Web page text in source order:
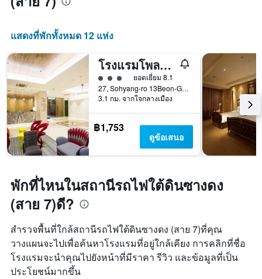
แสดงที่พักทั้งหมด 12 แห่ง
โรงแรมโพลาริส
ให้ 3 ดาว ยอดเยี่ยม 8.1
27, Sohyang-ro 13Beon-Gil, Wonmi-gu, พูชอน, เกาหลีใต้
3.1 กม. จากใจกลางเมือง
฿1,753
ดูข้อเสนอ
พักที่ไหนในสถานีรถไฟใต้ดินซางดง
(สาย 7)ดี?
สำรวจพื้นที่ใกล้สถานีรถไฟใต้ดินซางดง (สาย 7)ที่คุณ
วางแผนจะไปเพื่อค้นหาโรงแรมที่อยู่ใกล้เคียง การคลิกที่ชื่อ
โรงแรมจะนำคุณไปยังหน้าที่มีราคา รีวิว และข้อมูลที่เป็น
ประโยชน์มากขึ้น